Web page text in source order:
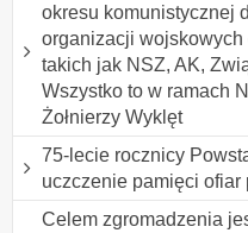
okresu komunistycznej
organizacji wojskowych
takich jak NSZ, AK,
Wszystko to w ramach
Żołnierzy Wyklęt
75-lecie rocznicy
uczczenie pamięci ofiar
Celem zgromadzenia